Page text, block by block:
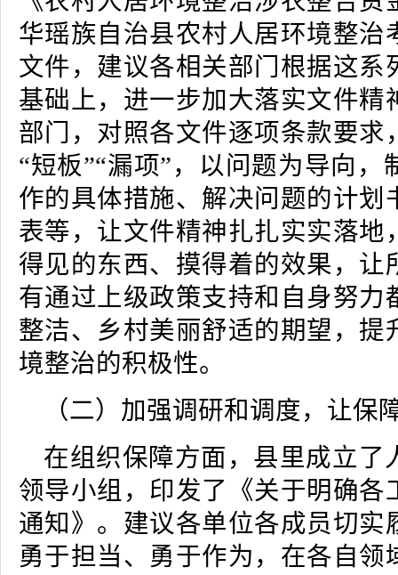
华瑶族自治县农村人居环境整治
文件，建议各相关部门根据这系
基础上，进一步加大落实文件精
部门，对照各文件逐项条款要求
“短板”“漏项”，以问题为导向，
作的具体措施、解决问题的计划
表等，让文件精神扎扎实实落地
得见的东西、摸得着的效果，让
有通过上级政策支持和自身努力
整洁、乡村美丽舒适的期望，提
境整治的积极性。
（二）加强调研和调度，让保
在组织保障方面，县里成立了
领导小组，印发了《关于明确各
通知》。建议各单位各成员切实
勇于担当、勇于作为，在各自领